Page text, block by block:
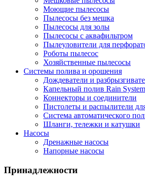
Моющие пылесосы
Пылесосы без мешка
Пылесосы для золы
Пылесосы с аквафильтром
Пылеуловители для
Роботы пылесос
Хозяйственные пылесосы
Системы полива и орошения
Дождеватели и
Капельный полив Rain System
Коннекторы и соединители
Пистолеты и распылители
Система автоматического
Шланги, тележки и катушки
Насосы
Дренажные насосы
Напорные насосы
Принадлежности